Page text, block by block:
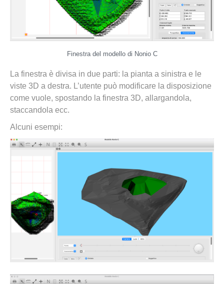
Finestra del modello di Nonio C
La finestra è divisa in due parti: la pianta a sinistra e le
viste 3D a destra. L’utente può modificare la disposizione
come vuole, spostando la finestra 3D, allargandola,
staccandola ecc.
Alcuni esempi: